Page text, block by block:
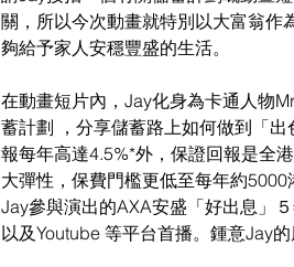
關，所以今次動畫就特別以大富翁作
夠給予家人安穩豐盛的生活。
在動畫短片內，Jay化身為卡通人物
蓄計劃 ，分享儲蓄路上如何做到「
報每年高達4.5%*外，保證回報是全
大彈性，保費門檻更低至每年約5000
Jay參與演出的AXA安盛「好出息」
以及Youtube 等平台首播。鍾意Jay